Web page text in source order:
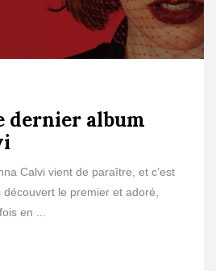
dernier album
Calvi vient de paraître, et c’est
découvert le premier et adoré,
en ...